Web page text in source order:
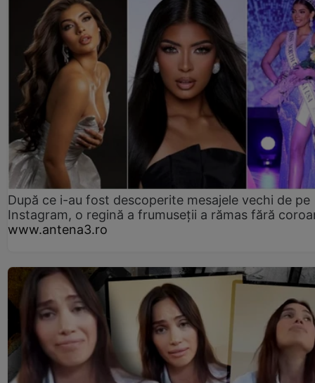
După ce i-au fost descoperite mesajele vechi de pe
Instagram, o regină a frumuseții a rămas fără
www.antena3.ro